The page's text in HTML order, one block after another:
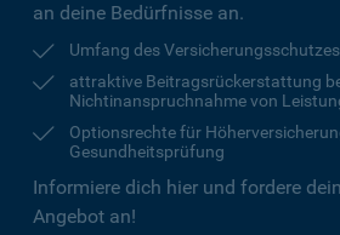
an deine Bedürfnisse an.
Umfang des
attraktive Beitragsrückerstattung
Nichtinanspruchnahme von
Optionsrechte für
Gesundheitsprüfung
Informiere dich hier und fordere
Angebot an!